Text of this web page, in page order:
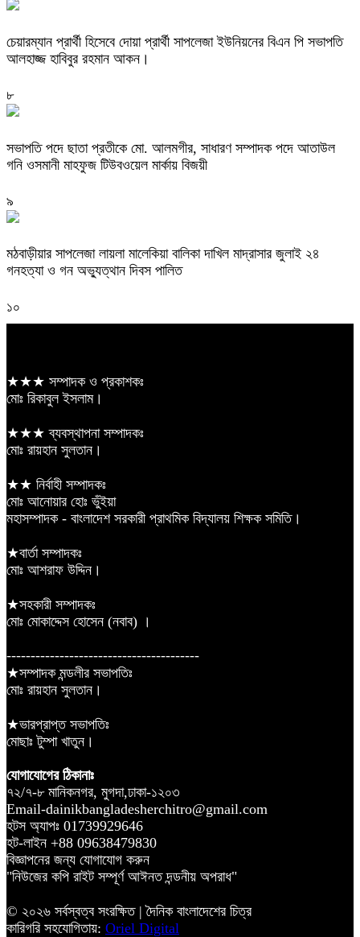
চেয়ারম্যান প্রার্থী হিসেবে দোয়া প্রার্থী সাপলেজা ইউনিয়নের বিএন পি সভাপতি
আলহাজ্জ হাবিবুর রহমান আকন।
৮
সভাপতি পদে ছাতা প্রতীকে মো. আলমগীর, সাধারণ সম্পাদক পদে আতাউল
গনি ওসমানী মাহফুজ টিউবওয়েল মার্কায় বিজয়ী
৯
মঠবাড়ীয়ার সাপলেজা লায়লা মালেকিয়া বালিকা দাখিল মাদ্রাসার জুলাই ২৪
গনহত্যা ও গন অভ্যুত্থান দিবস পালিত
১০
★★★ সম্পাদক ও প্রকাশকঃ
মোঃ রিকাবুল ইসলাম।
★★★ ব্যবস্থাপনা সম্পাদকঃ
মোঃ রায়হান সুলতান।
★★ নির্বাহী সম্পাদকঃ
মোঃ আনোয়ার হোঃ ভুঁইয়া
মহাসম্পাদক - বাংলাদেশ সরকারী প্রাথমিক বিদ্যালয় শিক্ষক সমিতি।
★বার্তা সম্পাদকঃ
মোঃ আশরাফ উদ্দিন।
★সহকারী সম্পাদকঃ
মোঃ মোকাদ্দেস হোসেন (নবাব) ।
----------------------------------------
★সম্পাদক মন্ডলীর সভাপতিঃ
মোঃ রায়হান সুলতান।
★ভারপ্রাপ্ত সভাপতিঃ
মোছাঃ টুম্পা খাতুন।
যোগাযোগের ঠিকানাঃ
৭২/৭-৮ মানিকনগর, মুগদা,ঢাকা-১২০৩
Email-dainikbangladesherchitro@gmail.com
হটস অ্যাপঃ 01739929646
হট-লাইন +88 09638479830
বিজ্ঞাপনের জন্য যোগাযোগ করুন
"নিউজের কপি রাইট সম্পূর্ণ আঈনত দন্ডনীয় অপরাধ"
© ২০২৬ সর্বস্বত্ব সংরক্ষিত | দৈনিক বাংলাদেশের চিত্র
কারিগরি সহযোগিতায়: Oriel Digital